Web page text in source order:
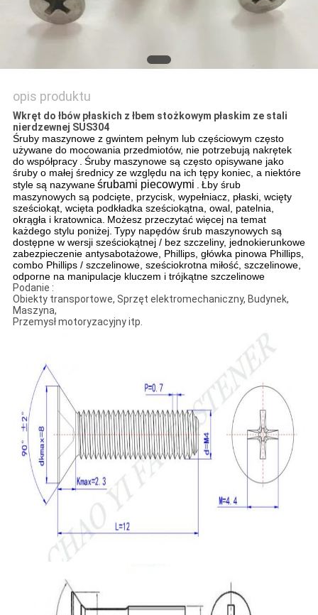
opis produktu
Wkręt do łbów płaskich z łbem stożkowym płaskim ze stali
nierdzewnej SUS304
Śruby maszynowe z gwintem pełnym lub częściowym często
używane do mocowania przedmiotów, nie potrzebują nakrętek
do współpracy . Śruby maszynowe są często opisywane jako
śruby o małej średnicy ze względu na ich tępy koniec, a niektóre
style są nazywaneśrubami piecowymi . Łby śrub
maszynowych są podcięte, przycisk, wypełniacz, płaski, wcięty
sześciokąt, wcięta podkładka sześciokątna, owal, patelnia,
okrągła i kratownica. Możesz przeczytać więcej na temat
każdego stylu poniżej. Typy napędów śrub maszynowych są
dostępne w wersji sześciokątnej / bez szczeliny, jednokierunkowe
zabezpieczenie antysabotażowe, Phillips, główka pinowa Phillips,
combo Phillips / szczelinowe, sześciokrotna miłość, szczelinowe,
odporne na manipulacje kluczem i trójkątne szczelinowe
Podanie :
Obiekty transportowe, Sprzęt elektromechaniczny, Budynek,
Maszyna,
Przemysł motoryzacyjny itp.